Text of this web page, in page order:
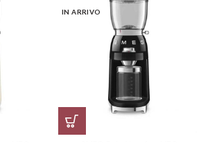
IN ARRIVO